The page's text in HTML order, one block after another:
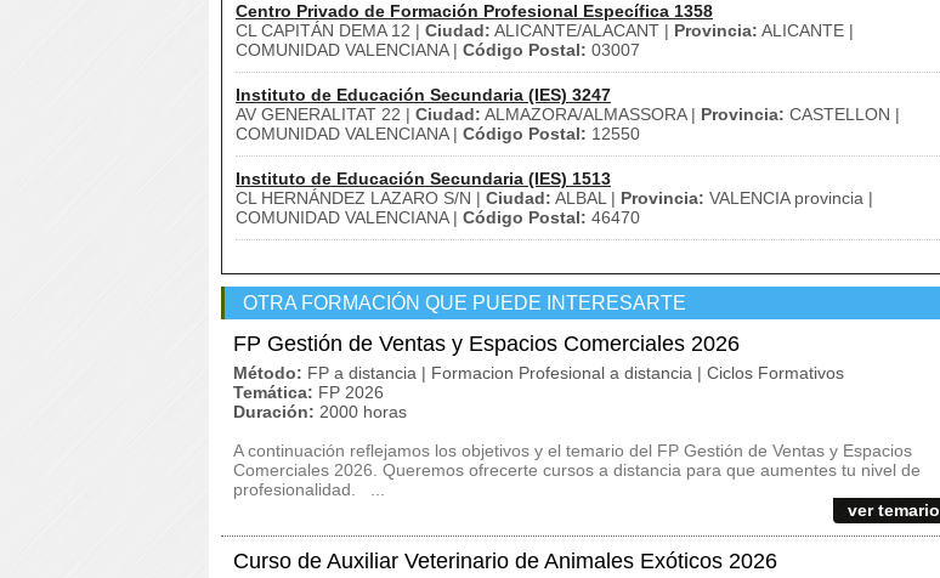
Centro Privado de Formación Profesional Específica 1358
CL CAPITÁN DEMA 12 | Ciudad: ALICANTE/ALACANT | Provincia: ALICANTE |
COMUNIDAD VALENCIANA | Código Postal: 03007
Instituto de Educación Secundaria (IES) 3247
AV GENERALITAT 22 | Ciudad: ALMAZORA/ALMASSORA | Provincia: CASTELLON |
COMUNIDAD VALENCIANA | Código Postal: 12550
Instituto de Educación Secundaria (IES) 1513
CL HERNÁNDEZ LAZARO S/N | Ciudad: ALBAL | Provincia: VALENCIA provincia |
COMUNIDAD VALENCIANA | Código Postal: 46470
OTRA FORMACIÓN QUE PUEDE INTERESARTE
FP Gestión de Ventas y Espacios Comerciales 2026
Método: FP a distancia | Formacion Profesional a distancia | Ciclos Formativos
Temática: FP 2026
Duración: 2000 horas
A continuación reflejamos los objetivos y el temario del FP Gestión de Ventas y Espacios
Comerciales 2026. Queremos ofrecerte cursos a distancia para que aumentes tu nivel de
profesionalidad. ...
ver temario
Curso de Auxiliar Veterinario de Animales Exóticos 2026